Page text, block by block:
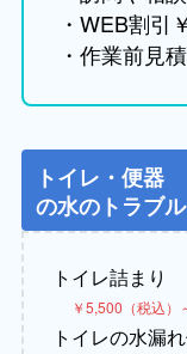
・WEB割引
・作業前見
トイレ・便器
の水のトラブル
トイレ詰まり
￥5,500（税込）
トイレの水漏